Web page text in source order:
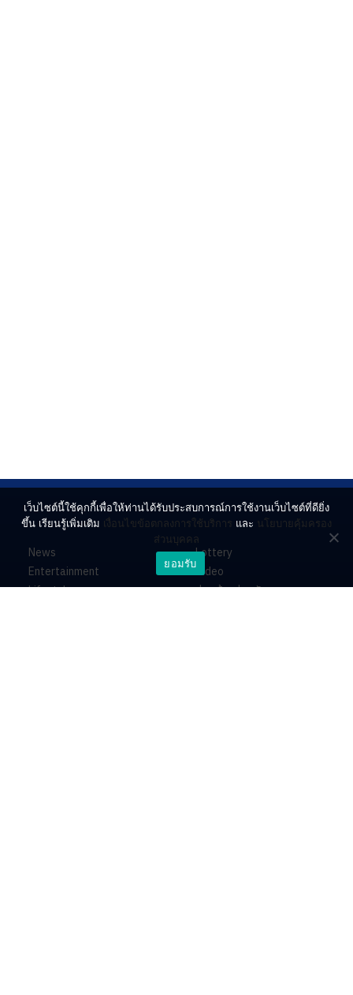
News
Entertainment
Lifestyle
Lottery
Video
ร่วมด้วยช่วยกัน
เว็บไซต์นี้ใช้คุกกี้เพื่อให้ท่านได้รับประสบการณ์การใช้งานเว็บไซต์ที่ดียิ่ง
ขึ้น เรียนรู้เพิ่มเติม เงื่อนไขข้อตกลงการใช้บริการ และ นโยบายคุ้มครอง
ส่วนบุคคล
ยอมรับ